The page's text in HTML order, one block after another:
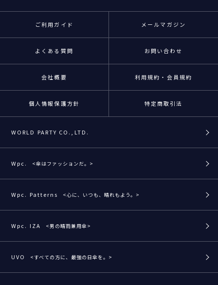
ご利用ガイド メールマガジン
よくある質問 お問い合わせ
会社概要 利用規約・会員規約
個人情報保護方針 特定商取引法
WORLD PARTY CO.,LTD.
Wpc. <傘はファッションだ。>
Wpc. Patterns <心に、いつも、晴れもよう。>
Wpc. IZA <男の晴雨兼用傘>
UVO <すべての方に、最強の日傘を。>